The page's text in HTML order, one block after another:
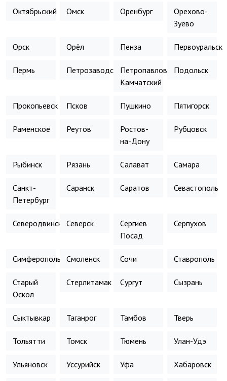
Октябрьский Омск Оренбург
Орехово-
Зуево
Орск Орёл Пенза Первоуральск
Пермь Петрозаводск
Петропавловск-
Камчатский
Подольск
Прокопьевск Псков Пушкино Пятигорск
Раменское Реутов
Ростов-
на-Дону
Рубцовск
Рыбинск Рязань Салават Самара
Санкт-
Петербург
Саранск Саратов Севастополь
Северодвинск Северск
Сергиев
Посад
Серпухов
Симферополь Смоленск Сочи Ставрополь
Старый
Оскол
Стерлитамак Сургут Сызрань
Сыктывкар Таганрог Тамбов Тверь
Тольятти Томск Тюмень Улан-Удэ
Ульяновск Уссурийск Уфа Хабаровск